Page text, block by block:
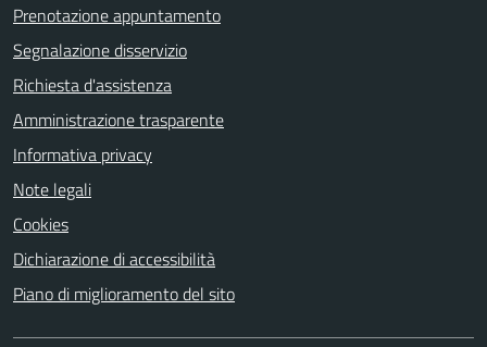
Prenotazione appuntamento
Segnalazione disservizio
Richiesta d'assistenza
Amministrazione trasparente
Informativa privacy
Note legali
Cookies
Dichiarazione di accessibilità
Piano di miglioramento del sito